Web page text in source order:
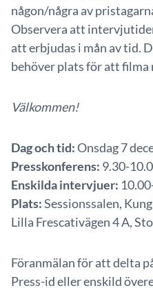
någon/några av
Observera att
att erbjudas i mån av tid.
behöver plats för att filma
Välkommen!
Dag och tid:Onsdag 7
Presskonferens: 9.30-
Enskilda intervjuer:
Plats:Sessionssalen,
Lilla Frescativägen 4 A,
Föranmälan för att delta
Press-id eller enskild